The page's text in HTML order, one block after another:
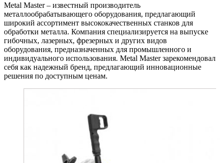
Metal Master – известный производитель
металлообрабатывающего оборудования, предлагающий
широкий ассортимент высококачественных станков для
обработки металла. Компания специализируется на выпуске
гибочных, лазерных, фрезерных и других видов
оборудования, предназначенных для промышленного и
индивидуального использования. Metal Master зарекомендовал
себя как надежный бренд, предлагающий инновационные
решения по доступным ценам.